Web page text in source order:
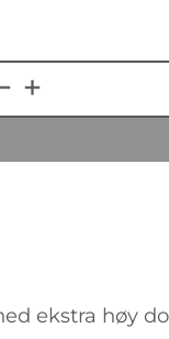
ekstra høy